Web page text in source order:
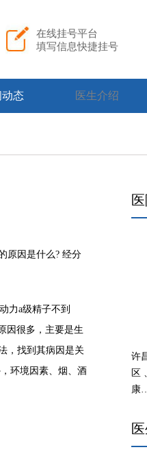
在线挂号平台
填写信息快捷挂号
动态 医生介绍
原因是什么? 经分
力a级精子不到
因很多，主要是生
，找到其病因是关
环境因素、烟、酒
许
区
康